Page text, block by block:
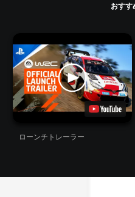
おすす
ローンチトレーラー